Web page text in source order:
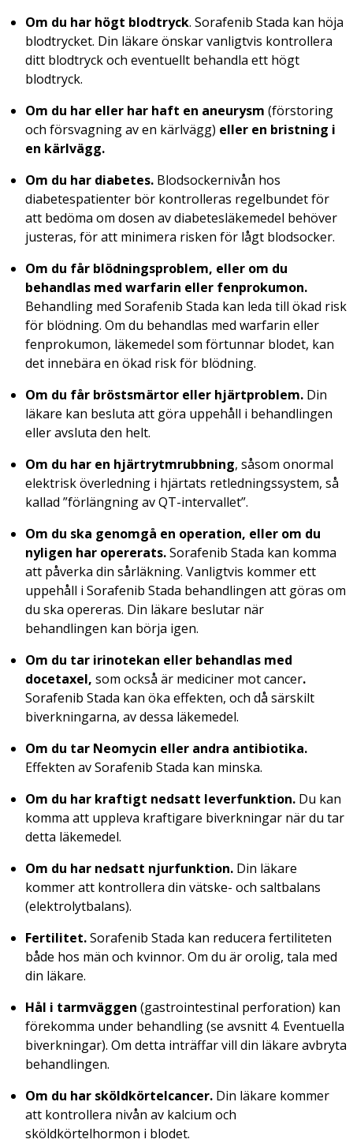
Om du har högt blodtryck. Sorafenib Stada kan höja
blodtrycket. Din läkare önskar vanligtvis kontrollera
ditt blodtryck och eventuellt behandla ett högt
blodtryck.
Om du har eller har haft en aneurysm (förstoring
och försvagning av en kärlvägg) eller en bristning i
en kärlvägg.
Om du har diabetes. Blodsockernivån hos
diabetespatienter bör kontrolleras regelbundet för
att bedöma om dosen av diabetesläkemedel behöver
justeras, för att minimera risken för lågt blodsocker.
Om du får blödningsproblem, eller om du
behandlas med warfarin eller fenprokumon.
Behandling med Sorafenib Stada kan leda till ökad risk
för blödning. Om du behandlas med warfarin eller
fenprokumon, läkemedel som förtunnar blodet, kan
det innebära en ökad risk för blödning.
Om du får bröstsmärtor eller hjärtproblem. Din
läkare kan besluta att göra uppehåll i behandlingen
eller avsluta den helt.
Om du har en hjärtrytmrubbning, såsom onormal
elektrisk överledning i hjärtats retledningssystem, så
kallad ”förlängning av QT-intervallet”.
Om du ska genomgå en operation, eller om du
nyligen har opererats.Sorafenib Stada kan komma
att påverka din sårläkning. Vanligtvis kommer ett
uppehåll i Sorafenib Stada behandlingen att göras om
du ska opereras. Din läkare beslutar när
behandlingen kan börja igen.
Om du tar irinotekan eller behandlas med
docetaxel, som också är mediciner mot cancer.
Sorafenib Stada kan öka effekten, och då särskilt
biverkningarna, av dessa läkemedel.
Om du tar Neomycin eller andra antibiotika.
Effekten av Sorafenib Stada kan minska.
Om du har kraftigt nedsatt leverfunktion. Du kan
komma att uppleva kraftigare biverkningar när du tar
detta läkemedel.
Om du har nedsatt njurfunktion. Din läkare
kommer att kontrollera din vätske- och saltbalans
(elektrolytbalans).
Fertilitet.Sorafenib Stada kan reducera fertiliteten
både hos män och kvinnor. Om du är orolig, tala med
din läkare.
Hål i tarmväggen (gastrointestinal perforation) kan
förekomma under behandling (se avsnitt 4. Eventuella
biverkningar). Om detta inträffar vill din läkare avbryta
behandlingen.
Om du har sköldkörtelcancer. Din läkare kommer
att kontrollera nivån av kalcium och
sköldkörtelhormon i blodet.